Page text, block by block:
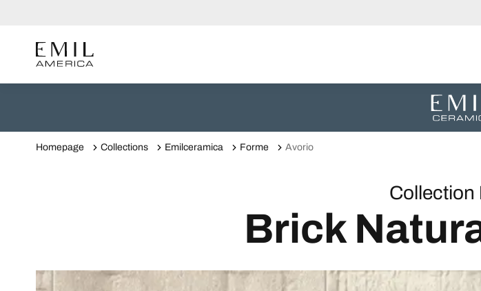
Homepage Collections Emilceramica Forme Avorio
Collection
Brick